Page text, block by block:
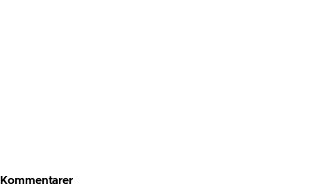
Kommentarer